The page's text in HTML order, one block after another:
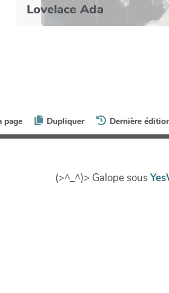
Lovelace Ada
page Dupliquer Dernière
(>^_^)> Galope sous